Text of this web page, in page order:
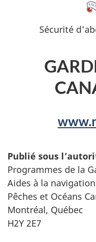
Sécurité
Publié sous
Programmes de la
Aides à la
Pêches et Océans
Montréal, Québec
H2Y 2E7